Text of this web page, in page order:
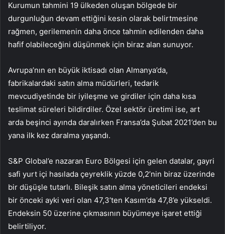
Kurumun tahmini 19 ülkeden oluşan bölgede bir
durgunluğun devam ettiğini kesin olarak belirtmesine
rağmen, gerilemenin daha önce tahmin edilenden daha
hafif olabileceğini düşünmek için biraz alan sunuyor.
Avrupa’nın en büyük iktisadı olan Almanya’da,
fabrikalardaki satın alma müdürleri, tedarik
mevcudiyetinde bir iyileşme ve girdiler için daha kısa
teslimat süreleri bildirdiler. Özel sektör üretimi ise, art
arda beşinci ayında daralırken Fransa’da Şubat 2021’den bu
yana ilk kez daralma yaşandı.
S&P Global’e nazaran Euro Bölgesi için gelen datalar, gayri
safi yurt içi hasılada çeyreklik yüzde 0,2’nin biraz üzerinde
bir düşüşle tutarlı. Bileşik satın alma yöneticileri endeksi
bir önceki ayki veri olan 47,3’ten Kasım’da 47,8’e yükseldi.
Endeksin 50 üzerine çıkmasının büyümeye işaret ettiği
belirtiliyor.